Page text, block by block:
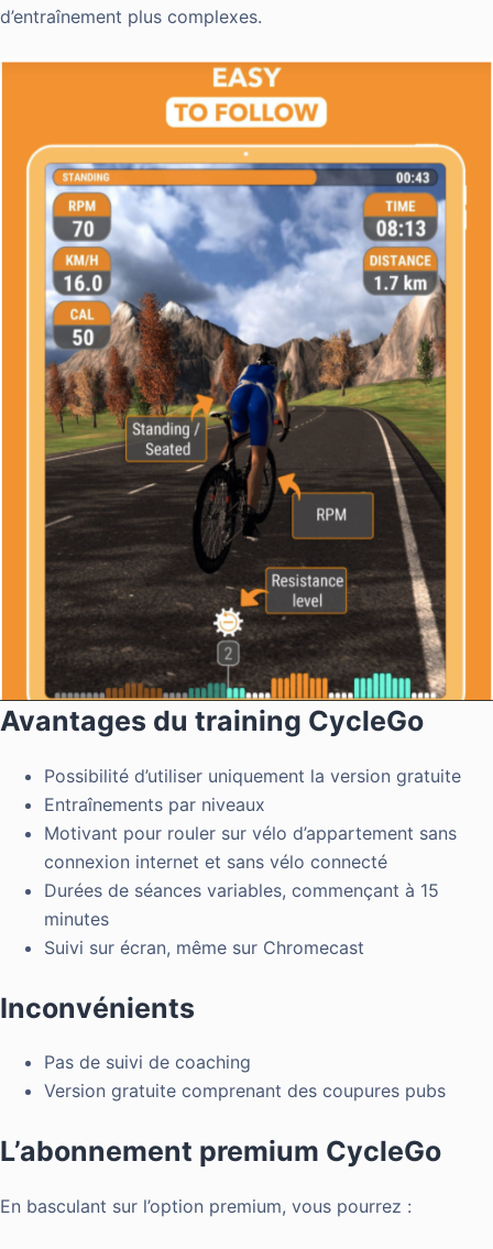
d’entraînement plus complexes.
Avantages du training CycleGo
Possibilité d’utiliser uniquement la version gratuite
Entraînements par niveaux
Motivant pour rouler sur vélo d’appartement sans
connexion internet et sans vélo connecté
Durées de séances variables, commençant à 15
minutes
Suivi sur écran, même sur Chromecast
Inconvénients
Pas de suivi de coaching
Version gratuite comprenant des coupures pubs
L’abonnement premium CycleGo
En basculant sur l’option premium, vous pourrez :